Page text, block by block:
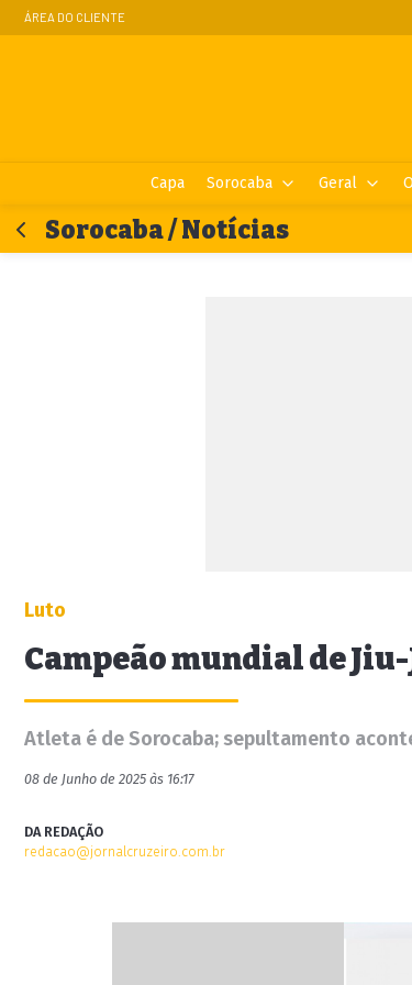
ÁREA DO CLIENTE
Capa Sorocaba Geral
Sorocaba / Notícias
Luto
Campeão mundial de
Atleta é de Sorocaba; sepultamento
08 de Junho de 2025 às 16:17
DA REDAÇÃO
redacao@jornalcruzeiro.com.br